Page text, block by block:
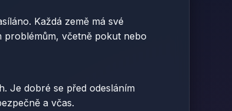
Každá země má své
problémům, včetně pokut nebo
Je dobré se před odesláním
a včas.